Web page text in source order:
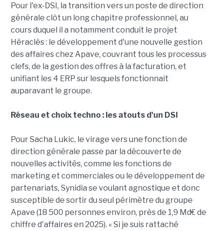
Pour l'ex-DSI, la transition vers un poste de direction
générale clôt un long chapitre professionnel, au
cours duquel il a notamment conduit le projet
Héraclès : le développement d'une nouvelle gestion
des affaires chez Apave, couvrant tous les processus
clefs, de la gestion des offres à la facturation, et
unifiant les 4 ERP sur lesquels fonctionnait
auparavant le groupe.
Réseau et choix techno : les atouts d'un DSI
Pour Sacha Lukic, le virage vers une fonction de
direction générale passe par la découverte de
nouvelles activités, comme les fonctions de
marketing et commerciales ou le développement de
partenariats, Synidia se voulant agnostique et donc
susceptible de sortir du seul périmètre du groupe
Apave (18 500 personnes environ, près de 1,9 Md€ de
chiffre d'affaires en 2025). « Si je suis rattaché